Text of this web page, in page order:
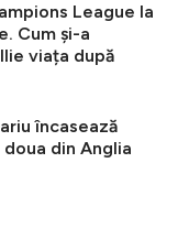
League la
Cum și-a
viața după
încasează
doua din Anglia